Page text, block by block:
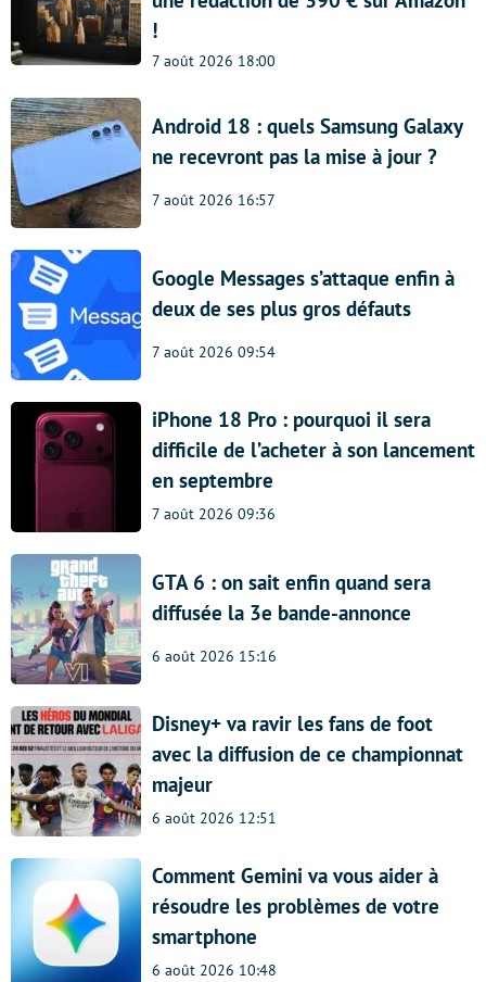
!
7 août 2026 18:00
Android 18 : quels Samsung Galaxy
ne recevront pas la mise à jour ?
7 août 2026 16:57
Google Messages s’attaque enfin à
deux de ses plus gros défauts
7 août 2026 09:54
iPhone 18 Pro : pourquoi il sera
difficile de l’acheter à son lancement
en septembre
7 août 2026 09:36
GTA 6 : on sait enfin quand sera
diffusée la 3e bande-annonce
6 août 2026 15:16
Disney+ va ravir les fans de foot
avec la diffusion de ce championnat
majeur
6 août 2026 12:51
Comment Gemini va vous aider à
résoudre les problèmes de votre
smartphone
6 août 2026 10:48